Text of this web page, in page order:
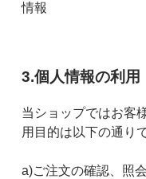
情報
3.個人情報の利用
当ショップではお客
用目的は以下の通り
a)ご注文の確認、照会